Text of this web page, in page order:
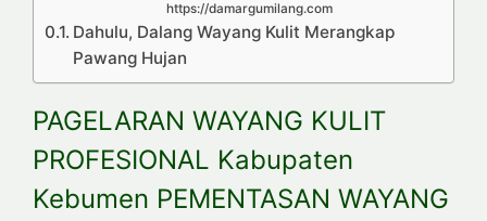
https://damargumilang.com
Dahulu, Dalang Wayang Kulit Merangkap
Pawang Hujan
PAGELARAN WAYANG KULIT
PROFESIONAL Kabupaten
Kebumen PEMENTASAN WAYANG